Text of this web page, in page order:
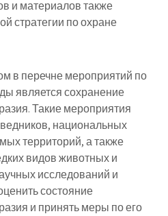
и материалов также
стратегии по охране
в перечне мероприятий по
является сохранение
Такие мероприятия
национальных
территорий, а также
видов животных и
исследований и
состояние
и принять меры по его